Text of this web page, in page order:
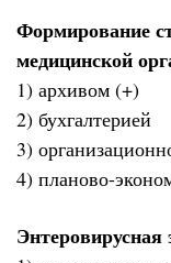
Формирование
медицинской
1) архивом (+)
2) бухгалтерией
3)
4) планово-
Энтеровирусная